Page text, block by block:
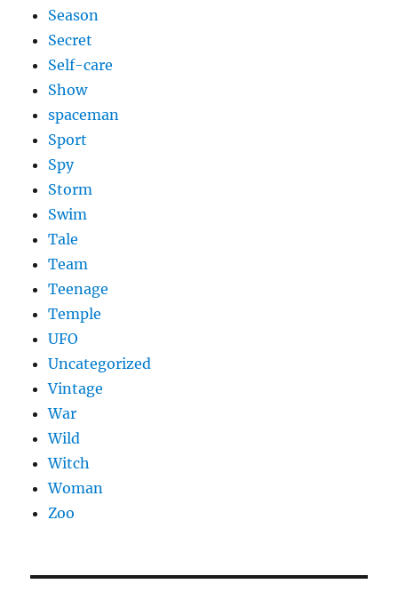
Season
Secret
Self-care
Show
spaceman
Sport
Spy
Storm
Swim
Tale
Team
Teenage
Temple
UFO
Uncategorized
Vintage
War
Wild
Witch
Woman
Zoo